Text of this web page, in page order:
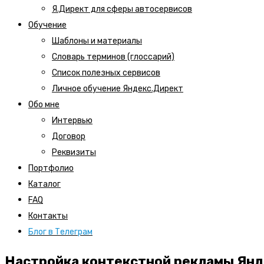
Я.Директ для сферы автосервисов
Обучение
Шаблоны и материалы
Словарь терминов (глоссарий)
Список полезных сервисов
Личное обучение Яндекс.Директ
Обо мне
Интервью
Договор
Реквизиты
Портфолио
Каталог
FAQ
Контакты
Блог в Телеграм